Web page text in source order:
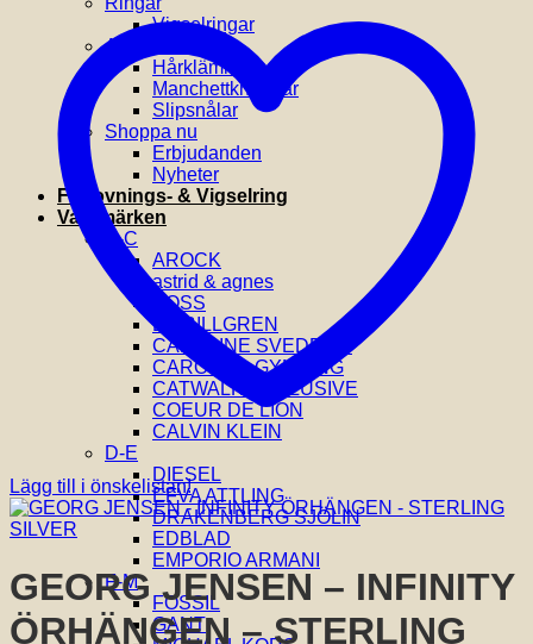
Vigselringar
Accessoarer
Hårklämmor
Manchettknappar
Slipsnålar
Shoppa nu
Erbjudanden
Nyheter
Förlovnings- & Vigselring
Varumärken
A-C
AROCK
astrid & agnes
BOSS
BY BILLGREN
CAROLINE SVEDBOM
CAROLINA GYNNING
CATWALK EXCLUSIVE
COEUR DE LION
CALVIN KLEIN
D-E
DIESEL
EFVA ATTLING
DRAKENBERG SJÖLIN
EDBLAD
EMPORIO ARMANI
F-M
FOSSIL
GANT
Lägg till i önskelistan!
GEORG JENSEN – INFINITY
ÖRHÄNGEN – STERLING